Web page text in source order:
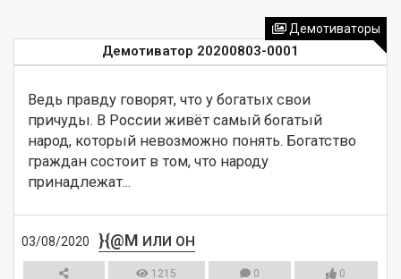
Демотиватор 20200803-0001
Ведь правду говорят, что у богатых свои
причуды. В России живёт самый богатый
народ, который невозможно понять. Богатство
граждан состоит в том, что народу
принадлежат...
03/08/2020 }{@M ИЛИ ОН
1215 0 0
Демотиваторы